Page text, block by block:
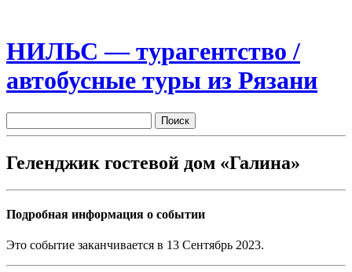
НИЛЬС — турагентство /
автобусные туры из Рязани
Геленджик гостевой дом «Галина»
Подробная информация о событии
Это событие заканчивается в 13 Сентябрь 2023.